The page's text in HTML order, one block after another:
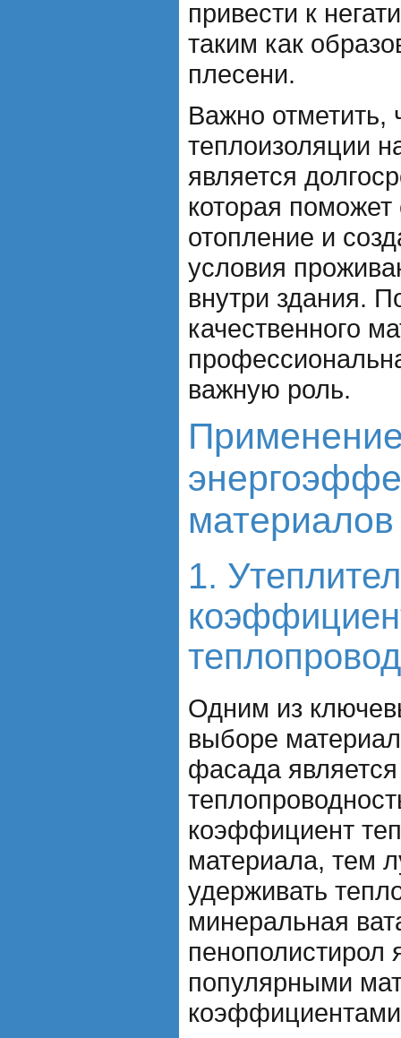
привести к
таким как
плесени.
Важно отметить,
теплоизоляции
является
которая поможет
отопление и
условия
внутри здания.
качественного
важную роль.
материалов
1.
Одним из
выборе
фасада является
коэффициент
материала, тем
удерживать
минеральная
пенополистирол
популярными